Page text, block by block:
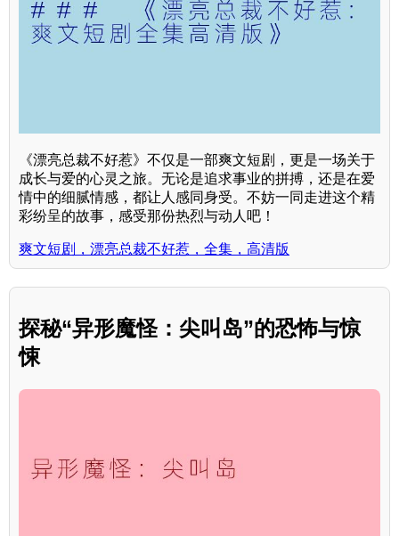
《漂亮总裁不好惹》不仅是一部爽文短剧，更是一场关于
成长与爱的心灵之旅。无论是追求事业的拼搏，还是在爱
情中的细腻情感，都让人感同身受。不妨一同走进这个精
彩纷呈的故事，感受那份热烈与动人吧！
爽文短剧，漂亮总裁不好惹，全集，高清版
探秘“异形魔怪：尖叫岛”的恐怖与惊
悚